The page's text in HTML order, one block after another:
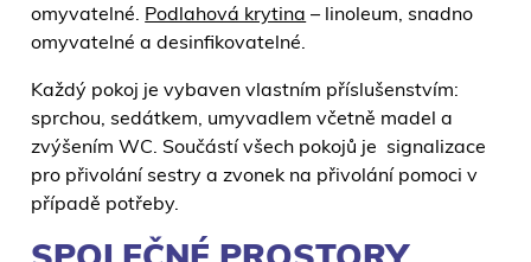
omyvatelné. Podlahová krytina – linoleum, snadno
omyvatelné a desinfikovatelné.
Každý pokoj je vybaven vlastním příslušenstvím:
sprchou, sedátkem, umyvadlem včetně madel a
zvýšením WC. Součástí všech pokojů je signalizace
pro přivolání sestry a zvonek na přivolání pomoci v
případě potřeby.